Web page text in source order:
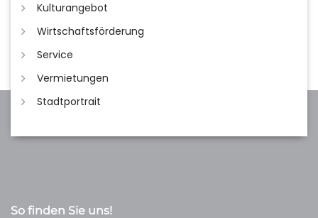
Kulturangebot
Wirtschaftsförderung
Service
Vermietungen
Stadtportrait
So finden Sie uns!